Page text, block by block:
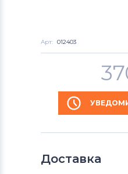
Арт: 012403
Доставка